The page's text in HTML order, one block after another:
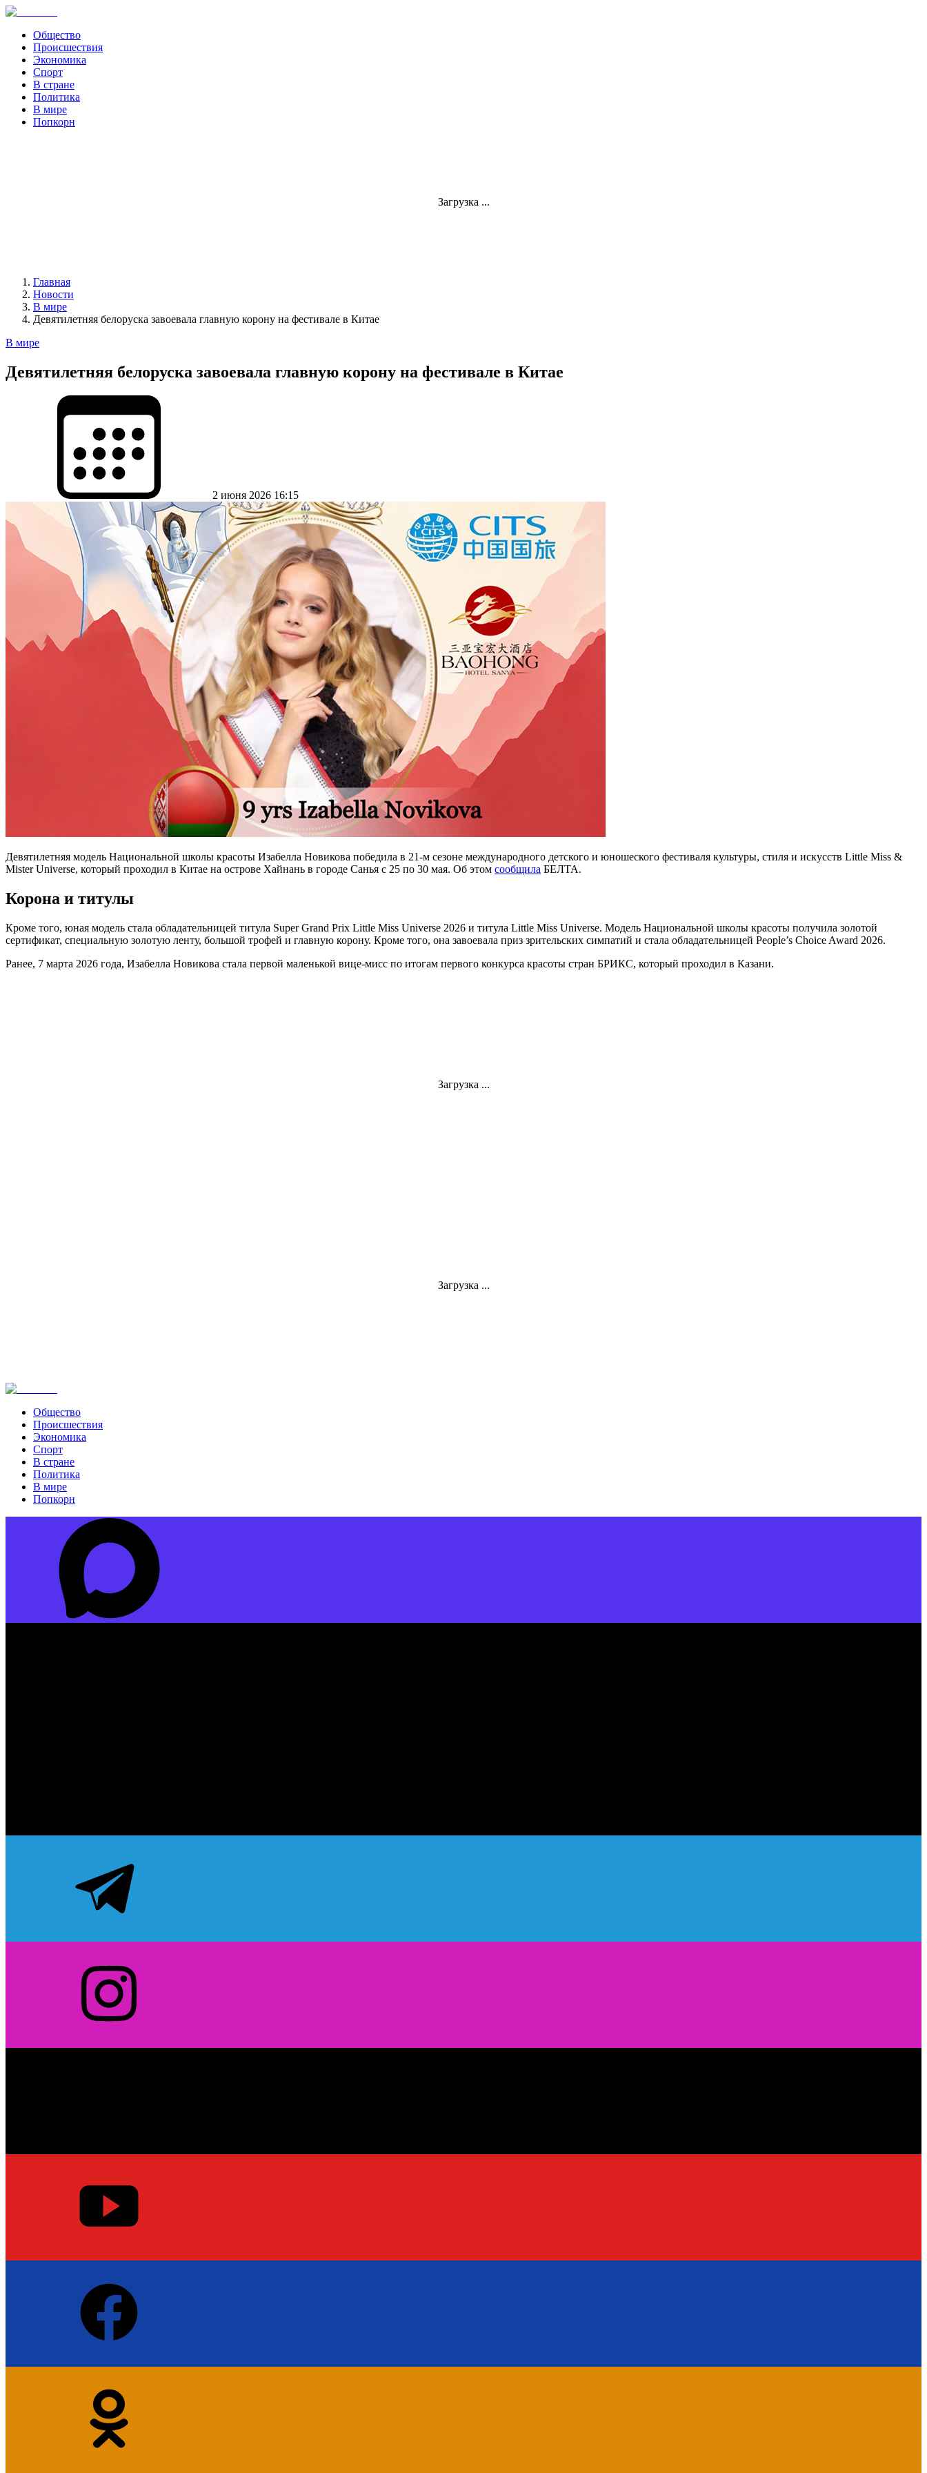
Общество
Происшествия
Экономика
Спорт
В стране
Политика
В мире
Попкорн
Загрузка ...
Главная
Новости
В мире
Девятилетняя белоруска завоевала главную корону на фестивале в Китае
В мире
Девятилетняя белоруска завоевала главную корону на фестивале в Китае
2 июня 2026 16:15
Девятилетняя модель Национальной школы красоты Изабелла Новикова победила в 21-м сезоне международного детского и юношеского фестиваля культуры, стиля и искусств Little Miss &
Mister Universe, который проходил в Китае на острове Хайнань в городе Санья с 25 по 30 мая. Об этом сообщила БЕЛТА.
Корона и титулы
Кроме того, юная модель стала обладательницей титула Super Grand Prix Little Miss Universe 2026 и титула Little Miss Universe. Модель Национальной школы красоты получила золотой
сертификат, специальную золотую ленту, большой трофей и главную корону. Кроме того, она завоевала приз зрительских симпатий и стала обладательницей People’s Choice Award 2026.
Ранее, 7 марта 2026 года, Изабелла Новикова стала первой маленькой вице-мисс по итогам первого конкурса красоты стран БРИКС, который проходил в Казани.
Загрузка ...
Загрузка ...
Общество
Происшествия
Экономика
Спорт
В стране
Политика
В мире
Попкорн